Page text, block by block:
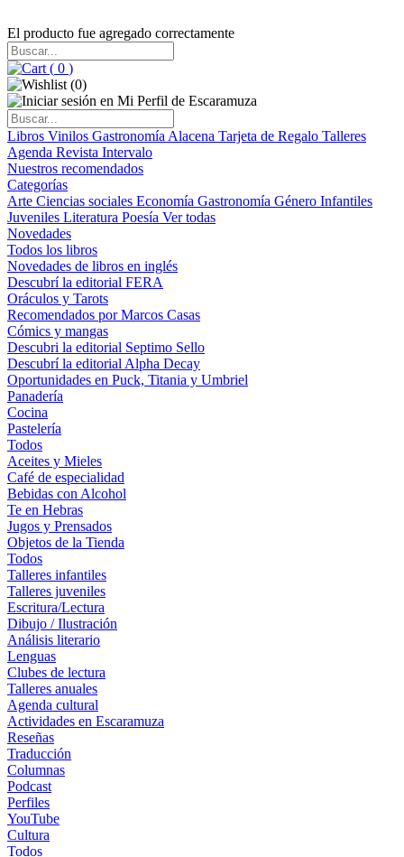
El producto fue agregado correctamente
( 0 )
(0)
Libros Vinilos Gastronomía Alacena Tarjeta de Regalo Talleres
Agenda Revista Intervalo
Nuestros recomendados
Categorías
Arte Ciencias sociales Economía Gastronomía Género Infantiles
Juveniles Literatura Poesía Ver todas
Novedades
Todos los libros
Novedades de libros en inglés
Descubrí la editorial FERA
Oráculos y Tarots
Recomendados por Marcos Casas
Cómics y mangas
Descubri la editorial Septimo Sello
Descubrí la editorial Alpha Decay
Oportunidades en Puck, Titania y Umbriel
Panadería
Cocina
Pastelería
Todos
Aceites y Mieles
Café de especialidad
Bebidas con Alcohol
Te en Hebras
Jugos y Prensados
Objetos de la Tienda
Todos
Talleres infantiles
Talleres juveniles
Escritura/Lectura
Dibujo / Ilustración
Análisis literario
Lenguas
Clubes de lectura
Talleres anuales
Agenda cultural
Actividades en Escaramuza
Reseñas
Traducción
Columnas
Podcast
Perfiles
YouTube
Cultura
Todos